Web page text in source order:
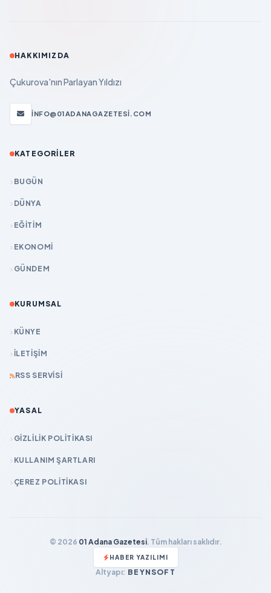
HAKKIMIZDA
Çukurova'nın Parlayan Yıldızı
INFO@01ADANAGAZETESI.COM
KATEGORILER
BUGÜN
DÜNYA
EĞİTİM
EKONOMİ
GÜNDEM
KURUMSAL
KÜNYE
İLETIŞIM
RSS SERVISI
YASAL
GIZLILIK POLITIKASI
KULLANIM ŞARTLARI
ÇEREZ POLITIKASI
© 2026 01 Adana Gazetesi. Tüm hakları saklıdır.
HABER YAZILIMI
Altyapı: BEYNSOFT